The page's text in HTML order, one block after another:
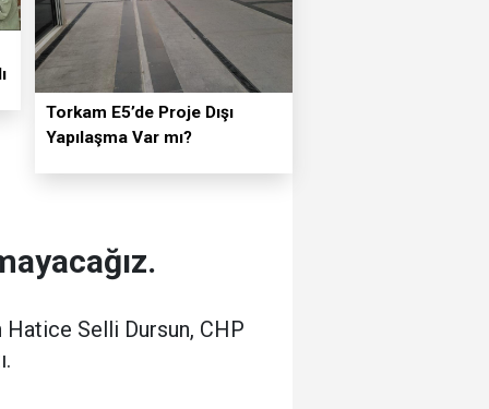
Torkam E5’de Proje Dışı
Yapılaşma Var mı?
Hatice Selli Dursun, CHP